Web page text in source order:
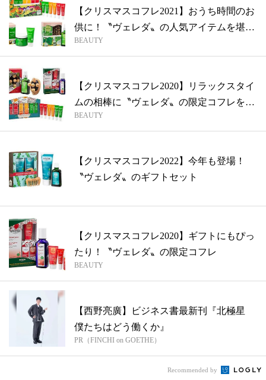
【クリスマスコフレ2021】おうち時間のお
供に！〝ヴェレダ〟の人気アイテムを堪
能...
BEAUTY
【クリスマスコフレ2020】リラックスタイ
ムの相棒に〝ヴェレダ〟の限定コフレを
ご...
BEAUTY
【クリスマスコフレ2022】今年も登場！
〝ヴェレダ〟のギフトセット
【クリスマスコフレ2020】ギフトにもぴっ
たり！〝ヴェレダ〟の限定コフレ
BEAUTY
【西野亮廣】ビジネス書最新刊『北極星
僕たちはどう働くか』
PR（FINCHI on GOETHE）
Recommended by